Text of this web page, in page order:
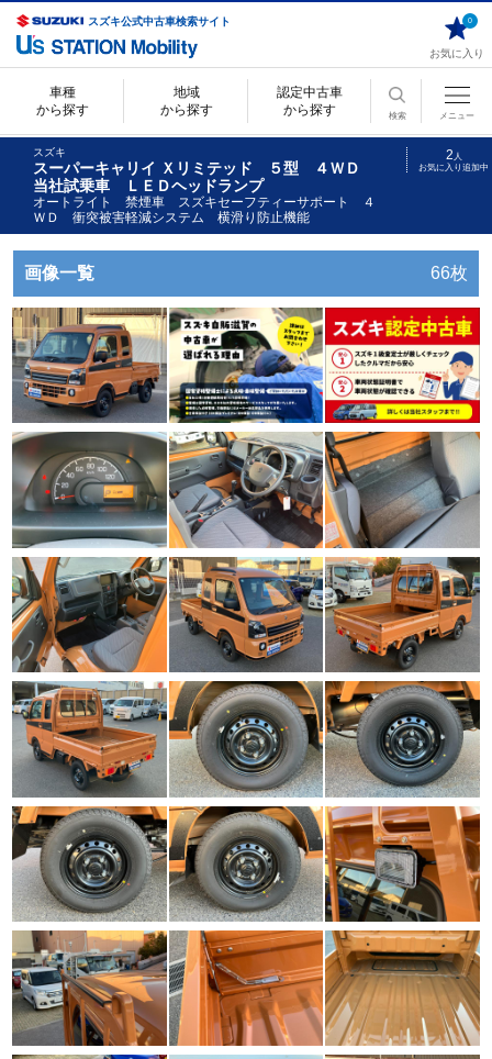
スズキ公式中古車検索サイト
お気に入り
0
車種
から探す
地域
から探す
認定中古車
から探す
検索 メニュー
スズキ
スーパーキャリイ Ｘリミテッド ５型 ４ＷＤ
当社試乗車 ＬＥＤヘッドランプ
オートライト 禁煙車 スズキセーフティーサポート ４
ＷＤ 衝突被害軽減システム 横滑り防止機能
2 人
お気に入り追加中
画像一覧 66枚